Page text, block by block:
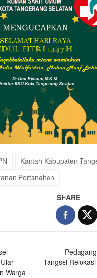
Kantah Kabupaten
Pertanahan
SHARE
Warga
Tangsel